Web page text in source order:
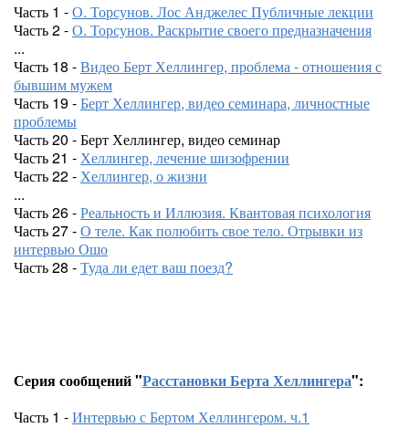
Часть 1 -О. Торсунов. Лос Анджелес Публичные лекции
Часть 2 -О. Торсунов. Раскрытие своего предназначения
...
Часть 18 -Видео Берт Хеллингер, проблема - отношения с
бывшим мужем
Часть 19 -Берт Хеллингер, видео семинара, личностные
проблемы
Часть 20 - Берт Хеллингер, видео семинар
Часть 21 -Хеллингер, лечение шизофрении
Часть 22 -Хеллингер, о жизни
...
Часть 26 -Реальность и Иллюзия. Квантовая психология
Часть 27 -О теле. Как полюбить свое тело. Отрывки из
интервью Ошо
Часть 28 -Туда ли едет ваш поезд?
Серия сообщений "Расстановки Берта Хеллингера":
Часть 1 -Интервью с Бертом Хеллингером. ч.1